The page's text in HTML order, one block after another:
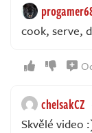
cook, serve,
chelsakCZ
Skvělé video